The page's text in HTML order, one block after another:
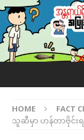
HOME FACT
သူဆီမှာ ဟန်တာဗိုင်း